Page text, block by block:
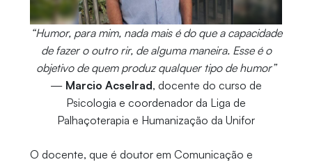
“Humor, para mim, nada mais é do que a capacidade
de fazer o outro rir, de alguma maneira. Esse é o
objetivo de quem produz qualquer tipo de humor”
— Marcio Acselrad, docente do curso de
Psicologia e coordenador da Liga de
Palhaçoterapia e Humanização da Unifor
O docente, que é doutor em Comunicação e